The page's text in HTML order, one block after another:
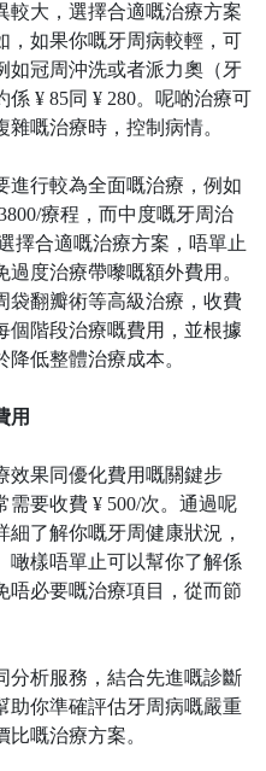
較大，選擇合適嘅治療方案
，如果你嘅牙周病較輕，可
如冠周沖洗或者派力奧（牙
係 ¥ 85同 ¥ 280。呢啲治療可
嘅治療時，控制病情。
進行較為全面嘅治療，例如
療程，而中度嘅牙周治
擇合適嘅治療方案，唔單止
度治療帶嚟嘅額外費用。
袋翻瓣術等高級治療，收費
個階段治療嘅費用，並根據
低整體治療成本。
用
效果同優化費用嘅關鍵步
需要收費 ¥ 500/次。通過呢
了解你嘅牙周健康狀況，
噉樣唔單止可以幫你了解係
唔必要嘅治療項目，從而節
分析服務，結合先進嘅診斷
助你準確評估牙周病嘅嚴重
嘅治療方案。